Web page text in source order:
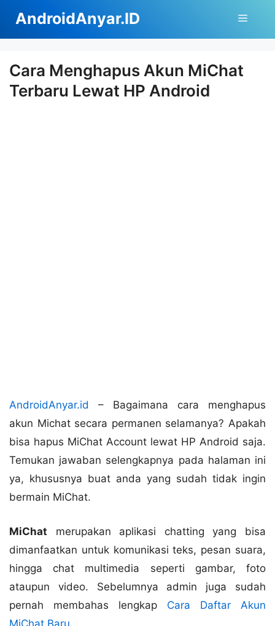
isi
AndroidAnyar.ID Menu
Cara Menghapus Akun MiChat
Terbaru Lewat HP Android
AndroidAnyar.id – Bagaimana cara menghapus
akun Michat secara permanen selamanya? Apakah
bisa hapus MiChat Account lewat HP Android saja.
Temukan jawaban selengkapnya pada halaman ini
ya, khususnya buat anda yang sudah tidak ingin
bermain MiChat.
MiChat merupakan aplikasi chatting yang bisa
dimanfaatkan untuk komunikasi teks, pesan suara,
hingga chat multimedia seperti gambar, foto
ataupun video. Sebelumnya admin juga sudah
pernah membahas lengkap Cara Daftar Akun
MiChat Baru.